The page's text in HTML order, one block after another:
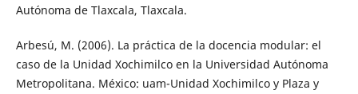
Autónoma de Tlaxcala, Tlaxcala.
Arbesú, M. (2006). La práctica de la docencia modular: el
caso de la Unidad Xochimilco en la Universidad Autónoma
Metropolitana. México: uam-Unidad Xochimilco y Plaza y